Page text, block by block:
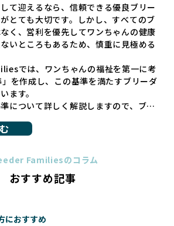
分に整っていない場合が多く、販売ま
長距離移動のストレスを受けることが
のような環境は、健康リスクや社会性
く、ワンちゃんにとっても望ましいと
はペットショップを介
するとともに、ペットオークションや
するブリーダーの掲載も行ってしませ
た方がいい理由の詳細はこちら
にとどまっていることが問題です。こ
ゃんの心身の福祉やブリーダーの責任
とって選択の判断が難しい現状があり
て迎えるなら、信頼できる優良ブリー
とても大切です。しかし、すべてのブ
く、営利を優先してワンちゃんの健康
いところもあるため、慎重に見極める
では、ワンちゃんの福祉を第一に考
を作成し、この基準を満たすブリーダ
ます。
について詳しく解説しますので、ブリ
）や断耳（耳を切る）が行われている
で、ワンちゃんの身体的な負担が大き
断されることで他の犬や人間との意思
Familiesのコラム
おすすめ記事
におすすめ